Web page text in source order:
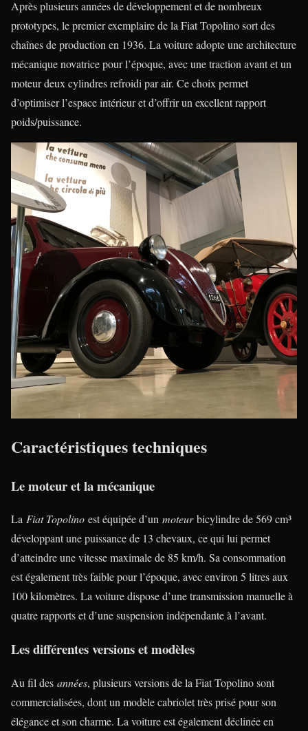
Après plusieurs années de développement et de nombreux
prototypes, le premier exemplaire de la Fiat Topolino sort des
chaînes de production en 1936. La voiture adopte une architecture
mécanique novatrice pour l’époque, avec une traction avant et un
moteur deux cylindres refroidi par air. Ce choix permet
d’optimiser l’espace intérieur et d’offrir un excellent rapport
poids/puissance.
Caractéristiques techniques
Le moteur et la mécanique
La Fiat Topolino est équipée d’un moteurbicylindre de 569 cm³
développant une puissance de 13 chevaux, ce qui lui permet
d’atteindre une vitesse maximale de 85 km/h. Sa consommation
est également très faible pour l’époque, avec environ 5 litres aux
100 kilomètres. La voiture dispose d’une transmission manuelle à
quatre rapports et d’une suspension indépendante à l’avant.
Les différentes versions et modèles
Au fil des années, plusieurs versions de la Fiat Topolino sont
commercialisées, dont un modèle cabriolet très prisé pour son
élégance et son charme. La voiture est également déclinée en